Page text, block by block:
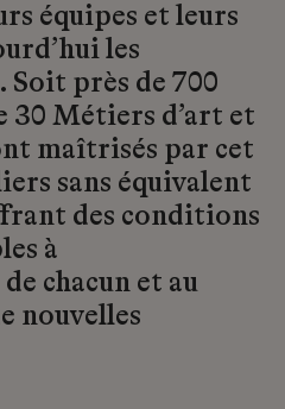
équipes et leurs
les
Soit près de 700
30 Métiers d’art et
maîtrisés par cet
sans équivalent
des conditions
à
chacun et au
nouvelles